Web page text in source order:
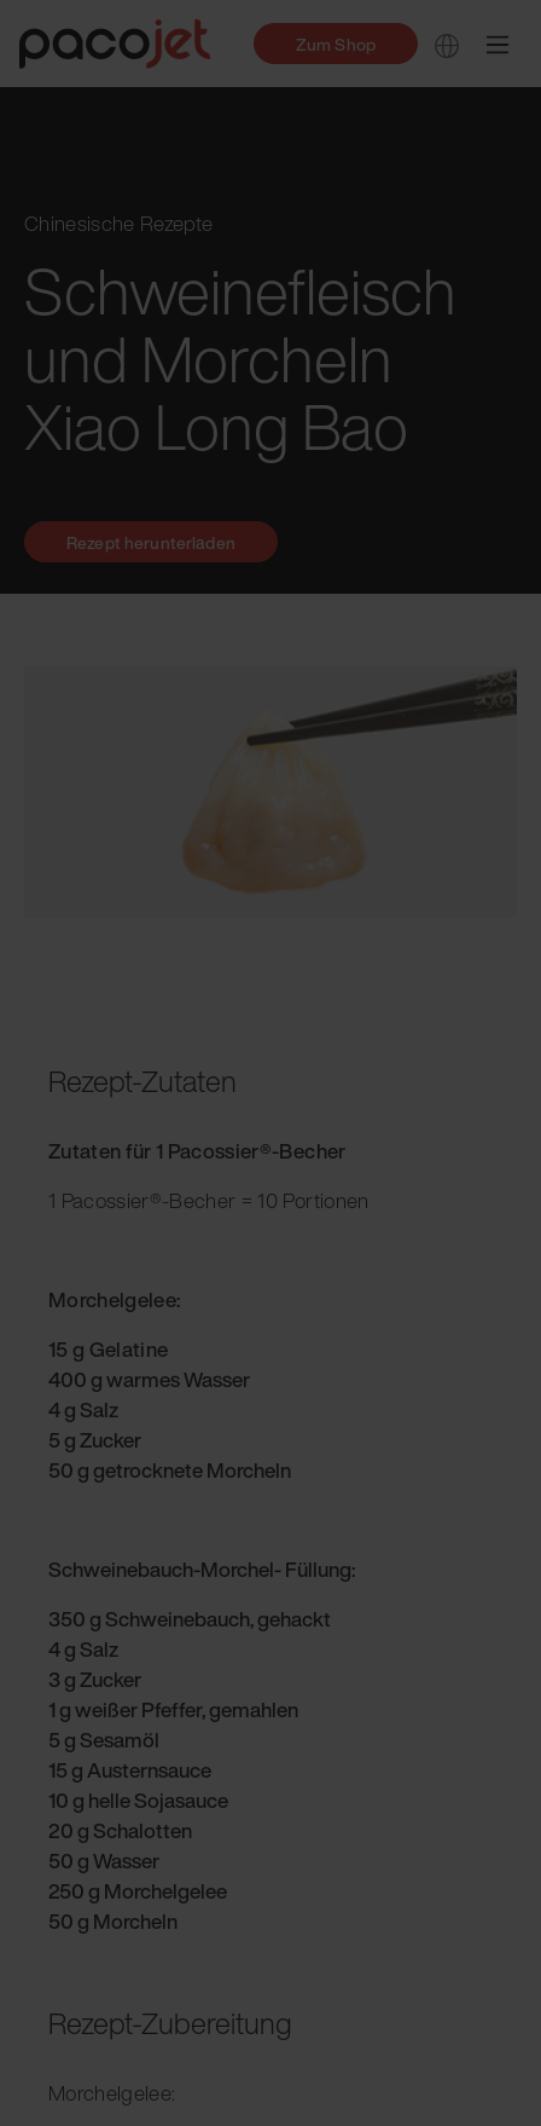
Zum Shop
Chinesische Rezepte
Schweinefleisch
und Morcheln
Xiao Long Bao
Rezept-Zutaten
Zutaten für 1 Pacossier®-Becher
1 Pacossier®-Becher = 10 Portionen
Morchelgelee:
15 g Gelatine
400 g warmes Wasser
4 g Salz
5 g Zucker
50 g getrocknete Morcheln
Schweinebauch-Morchel- Füllung:
350 g Schweinebauch, gehackt
4 g Salz
3 g Zucker
1 g weißer Pfeffer, gemahlen
5 g Sesamöl
15 g Austernsauce
10 g helle Sojasauce
20 g Schalotten
50 g Wasser
250 g Morchelgelee
50 g Morcheln
Rezept-Zubereitung
Morchelgelee:
Rezept herunterladen